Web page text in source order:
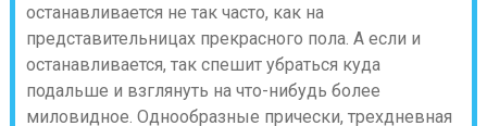
останавливается не так часто, как на
представительницах прекрасного пола. А если и
останавливается, так спешит убраться куда
подальше и взглянуть на что-нибудь более
миловидное. Однообразные прически, трехдневная